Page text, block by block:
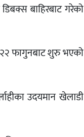
बाहिरबाट गरेको
२२ फागुनबाट शुरु भएको
उदयमान खेलाडी